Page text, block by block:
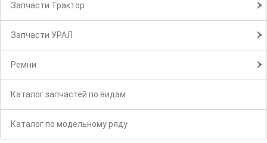
Запчасти Трактор
Запчасти УРАЛ
Ремни
Каталог запчастей по видам
Каталог по модельному ряду